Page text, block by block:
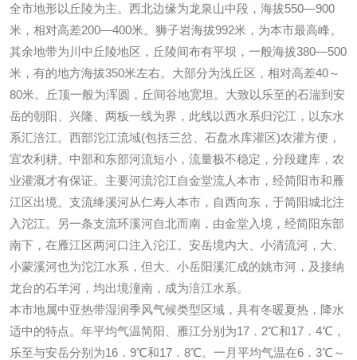
全市地形以丘陵为主。西北边缘为龙泉山中段，海拔550—900
米，相对高差200—400米。狮子岩海拔992米，为本市最高峰。
其余地带为川中丘陵地区，丘陵间布有平坝，一般海拔380—500
米，有的地方海拔350米左右。大部分为浅丘区，相对高差40～
80米。丘顶一般为浑圆，丘间谷地宽坦。大致以乐至的石湍到安
岳的朝阳、兴隆、两板一线为界，此线以西水系归沱江，以东水
系汇涪江。西部沱江流域(包括三岔、石盘水库灌区)农灌方便，
宜农利耕。中部和东部河流短小，流量极不稳定，分段建库，农
业灌溉才有保证。主要河流沱江自金堂流人本市，经简阳市和雁
江区出境。支流绛溪河从仁寿人本市，自西向东，于简阳城北注
入沱江。另一条支流环溪河自北而南，由金堂入境，经简阳东部
南下，在雁江区两河口注入沱江。安岳境内大、小清流河，大、
小蒙溪河也为沱江水系，但大、小岳阳溪汇成的姚市河，及接纳
龙台的石羊河，均出境潼南，成为涪江水系。
本市地属中亚热带湿润季风气候类型区域，具有冬暖夏热，降水
适中的特点。年平均气温简阳、雁江分别为17．2℃和17．4℃，
乐至与安岳分别为16．9℃和17．8℃。一月平均气温在6．3℃～